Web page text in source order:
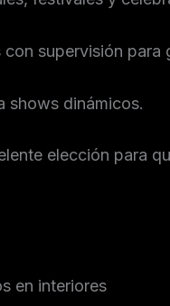
supervisión para
shows dinámicos.
elección para
en interiores